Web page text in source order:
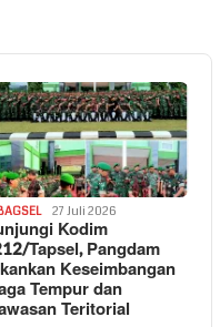
27 Juli 2026
Kodim
Tapsel, Pangdam
Keseimbangan
Tempur dan
Teritorial